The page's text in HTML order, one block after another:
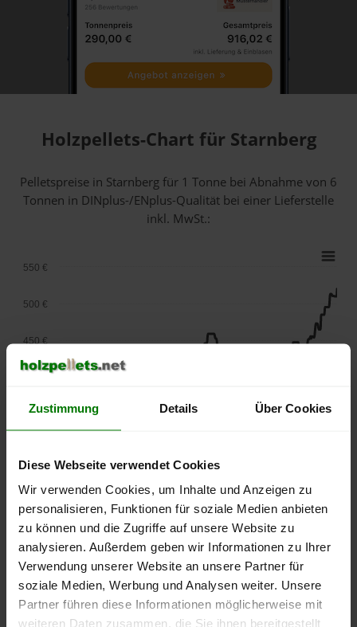
Zustimmung Details Über Cookies
Diese Webseite verwendet Cookies
Wir verwenden Cookies, um Inhalte und Anzeigen zu
personalisieren, Funktionen für soziale Medien anbieten
zu können und die Zugriffe auf unsere Website zu
analysieren. Außerdem geben wir Informationen zu Ihrer
Verwendung unserer Website an unsere Partner für
soziale Medien, Werbung und Analysen weiter. Unsere
Partner führen diese Informationen möglicherweise mit
weiteren Daten zusammen, die Sie ihnen bereitgestellt
Holzpellets-Chart für Starnberg
Pelletspreise in Starnberg für 1 Tonne bei Abnahmevon 6
Tonnen in DINplus-/ENplus-Qualität bei einer Lieferstelle
inkl. MwSt.:
lose Ware
2025
2026
2026
250 €
350 €
450 €
500 €
550 €
Die aktuelle Preisentwicklung für Holzpellets in Deutschland
können Sie jederzeit auf unsererPelletspreise-Seite
nachvollziehen.